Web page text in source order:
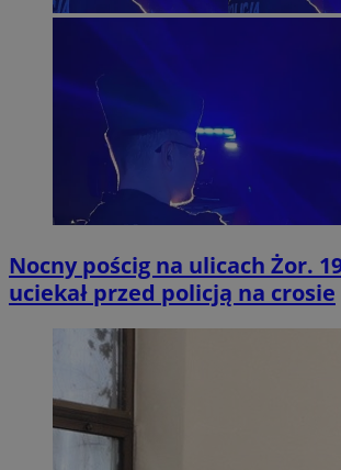
Nocny pościg na ulicach Żor.
uciekał przed policją na crosie